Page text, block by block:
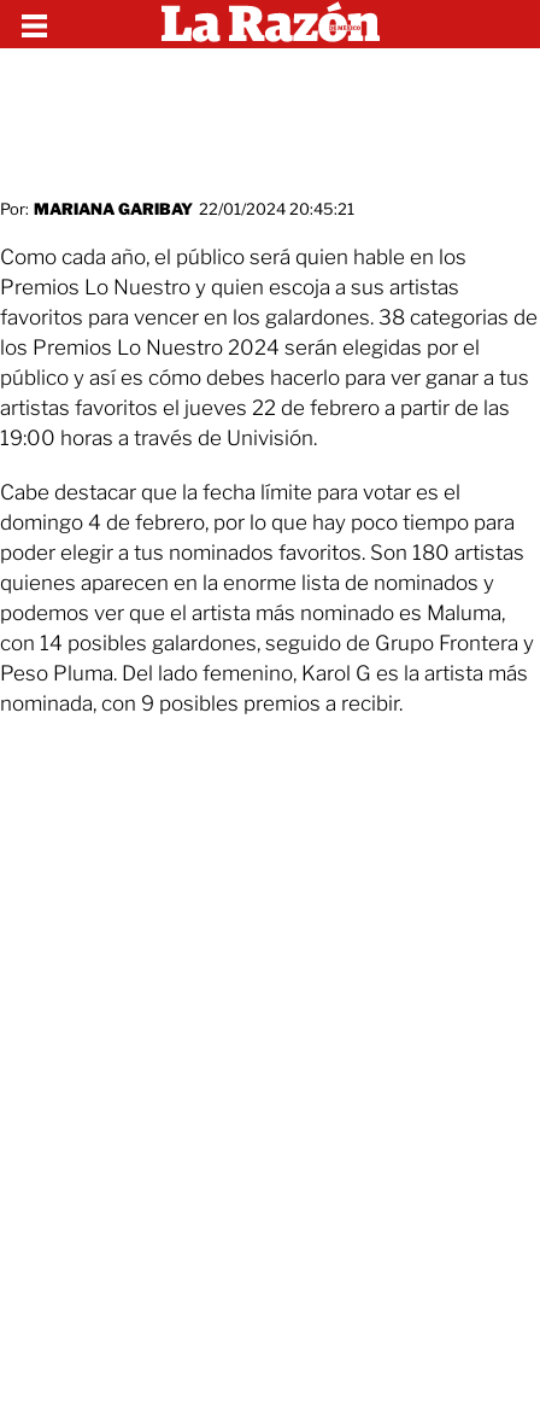
Por: MARIANA GARIBAY 22/01/2024 20:45:21
Como cada año, el público será quien hable en los
Premios Lo Nuestro y quien escoja a sus artistas
favoritos para vencer en los galardones. 38 categorias de
los Premios Lo Nuestro 2024 serán elegidas por el
público y así es cómo debes hacerlo para ver ganar a tus
artistas favoritos el jueves 22 de febrero a partir de las
19:00 horas a través de Univisión.
Cabe destacar que la fecha límite para votar es el
domingo 4 de febrero, por lo que hay poco tiempo para
poder elegir a tus nominados favoritos. Son 180 artistas
quienes aparecen en la enorme lista de nominados y
podemos ver que el artista más nominado es Maluma,
con 14 posibles galardones, seguido de Grupo Frontera y
Peso Pluma. Del lado femenino, Karol G es la artista más
nominada, con 9 posibles premios a recibir.